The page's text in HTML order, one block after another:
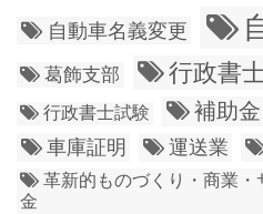
自動車名義変更
葛飾支部 行政書
行政書士試験 補助金
車庫証明 運送業
革新的ものづくり・商業
金